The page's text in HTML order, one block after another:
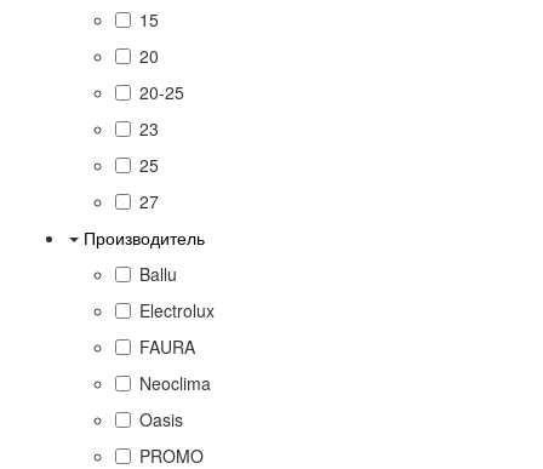
15
20
20-25
23
25
27
Производитель
Ballu
Electrolux
FAURA
Neoclima
Oasis
PROMO